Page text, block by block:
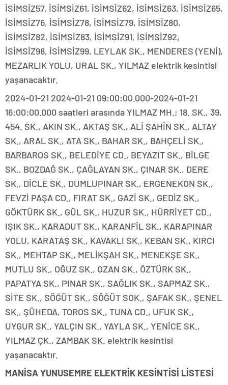
İSİMSİZ57, İSİMSİZ61, İSİMSİZ62, İSİMSİZ63, İSİMSİZ65,
İSİMSİZ76, İSİMSİZ78, İSİMSİZ79, İSİMSİZ80,
İSİMSİZ82, İSİMSİZ83, İSİMSİZ91, İSİMSİZ92,
İSİMSİZ98, İSİMSİZ99, LEYLAK SK., MENDERES (YENİ),
MEZARLIK YOLU, URAL SK., YILMAZ elektrik kesintisi
yaşanacaktır.
2024-01-21 2024-01-21 09:00:00.000-2024-01-21
16:00:00.000 saatleri arasında YILMAZ MH.; 18. SK., 39,
454. SK., AKIN SK., AKTAŞ SK., ALİ ŞAHİN SK., ALTAY
SK., ARAL SK., ATA SK., BAHAR SK., BAHÇELİ SK.,
BARBAROS SK., BELEDİYE CD., BEYAZIT SK., BİLGE
SK., BOZDAĞ SK., ÇAĞLAYAN SK., ÇINAR SK., DERE
SK., DİCLE SK., DUMLUPINAR SK., ERGENEKON SK.,
FEVZİ PAŞA CD., FIRAT SK., GAZİ SK., GEDİZ SK.,
GÖKTÜRK SK., GÜL SK., HUZUR SK., HÜRRİYET CD.,
IŞIK SK., KARADUT SK., KARANFİL SK., KARAPINAR
YOLU, KARATAŞ SK., KAVAKLI SK., KEBAN SK., KIRCI
SK., MEHTAP SK., MELİKŞAH SK., MENEKŞE SK.,
MUTLU SK., OĞUZ SK., OZAN SK., ÖZTÜRK SK.,
PAPATYA SK., PINAR SK., SAĞLIK SK., SAPMAZ SK.,
SİTE SK., SÖĞÜT SK., SÖĞÜT SOK., ŞAFAK SK., ŞENEL
SK., ŞÜHEDA, TOROS SK., TUNA CD., UFUK SK.,
UYGUR SK., YALÇIN SK., YAYLA SK., YENİCE SK.,
YILMAZ ÇK., ZAMBAK SK. elektrik kesintisi
yaşanacaktır.
MANİSA YUNUSEMRE ELEKTRİK KESİNTİSİ LİSTESİ